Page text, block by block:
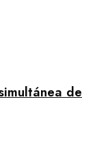
de